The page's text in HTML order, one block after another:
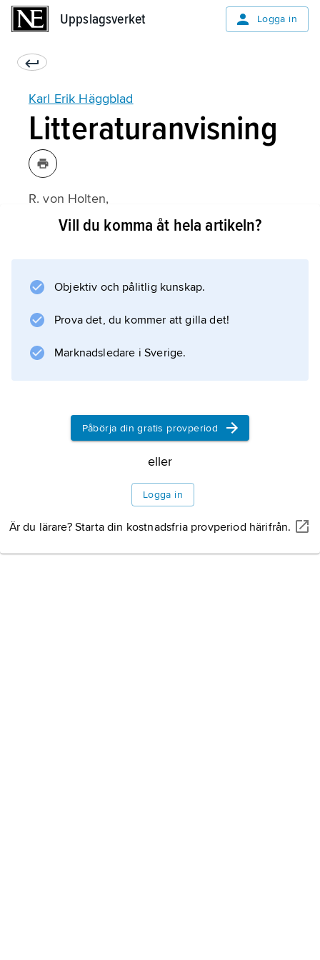
Uppslagsverket Logga in
Karl Erik Häggblad
Litteraturanvisning
R. von Holten,
Karl Erik Häggblad
Vill du komma åt hela artikeln?
Objektiv och pålitlig kunskap.
Prova det, du kommer att gilla det!
Marknadsledare i Sverige.
Påbörja din gratis provperiod
eller
Logga in
Är du lärare? Starta din kostnadsfria provperiod härifrån.